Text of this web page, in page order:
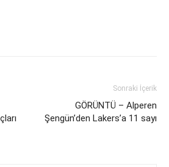
Sonraki İçerik
GÖRÜNTÜ – Alperen
Şengün’den Lakers’a 11 sayı